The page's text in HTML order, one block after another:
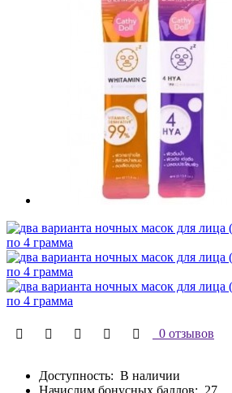
0 отзывов
Доступность: В наличии